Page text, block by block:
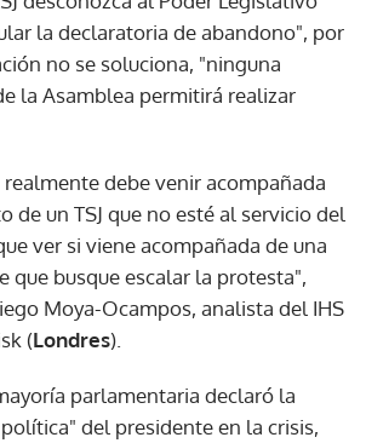
la declaratoria de abandono", por
no se soluciona, "ninguna
la Asamblea permitirá realizar
realmente debe venir acompañada
de un TSJ que no esté al servicio del
ver si viene acompañada de una
que busque escalar la protesta",
Moya-Ocampos, analista del IHS
(Londres).
parlamentaria declaró la
del presidente en la crisis,